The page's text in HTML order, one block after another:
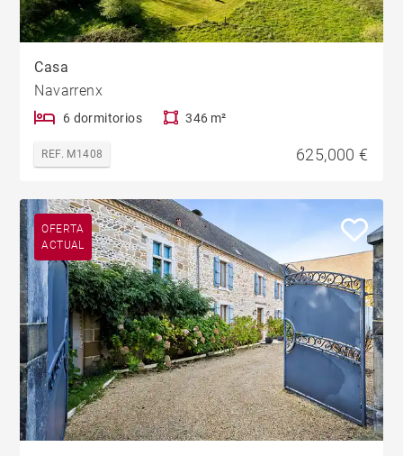
Casa
Navarrenx
6 dormitorios 346 m²
REF. M1408 625,000 €
OFERTA
ACTUAL